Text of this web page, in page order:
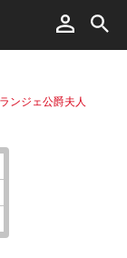
ンジェ公爵夫人